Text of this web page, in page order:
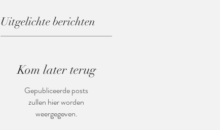
Uitgelichte berichten
Kom later terug
Gepubliceerde posts
zullen hier worden
weergegeven.